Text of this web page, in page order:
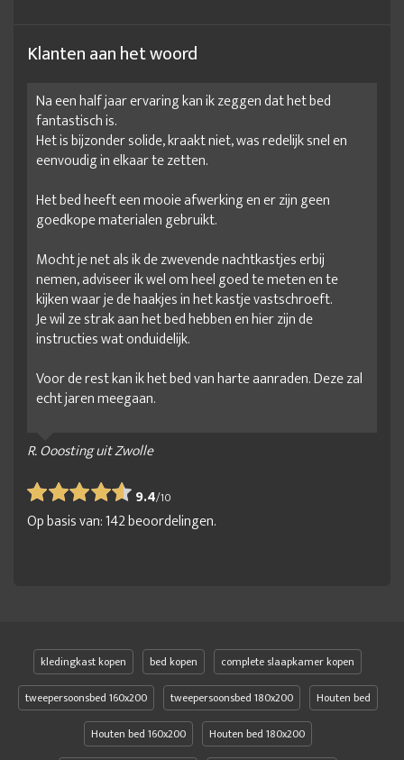
Klanten aan het woord
Na een half jaar ervaring kan ik zeggen dat het bed
fantastisch is.
Het is bijzonder solide, kraakt niet, was redelijk snel en
eenvoudig in elkaar te zetten.
Het bed heeft een mooie afwerking en er zijn geen
goedkope materialen gebruikt.
Mocht je net als ik de zwevende nachtkastjes erbij
nemen, adviseer ik wel om heel goed te meten en te
kijken waar je de haakjes in het kastje vastschroeft.
Je wil ze strak aan het bed hebben en hier zijn de
instructies wat onduidelijk.
Voor de rest kan ik het bed van harte aanraden. Deze zal
echt jaren meegaan.
R. Ooosting uit Zwolle
9.4/10
Op basis van:142beoordelingen.
kledingkast kopen bed kopen
complete slaapkamer kopen
tweepersoonsbed 160x200
tweepersoonsbed 180x200
Houten bed
Houten bed 160x200
Houten bed 180x200